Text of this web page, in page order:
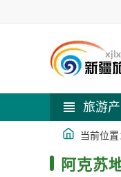
旅游
当前位置
阿克苏